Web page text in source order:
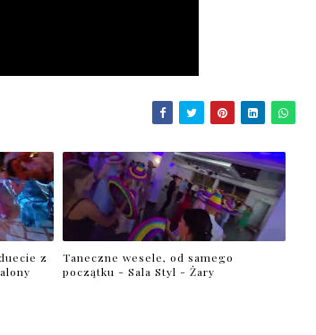
z
Taneczne wesele, od samego
początku - Sala Styl - Żary